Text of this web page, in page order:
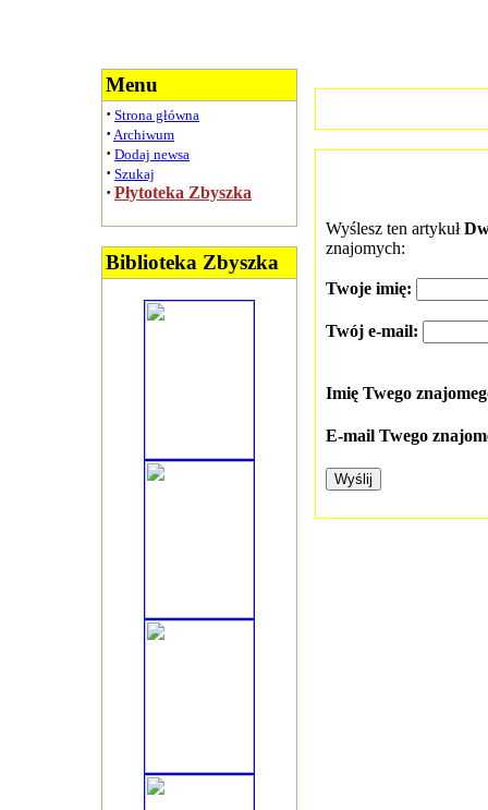
Menu
· Strona główna
· Archiwum
· Dodaj newsa
· Szukaj
· Płytoteka Zbyszka
Biblioteka Zbyszka
Wyślesz ten artykuł
znajomych:
Twoje imię:
Twój e-mail:
Imię Twego
E-mail Twego